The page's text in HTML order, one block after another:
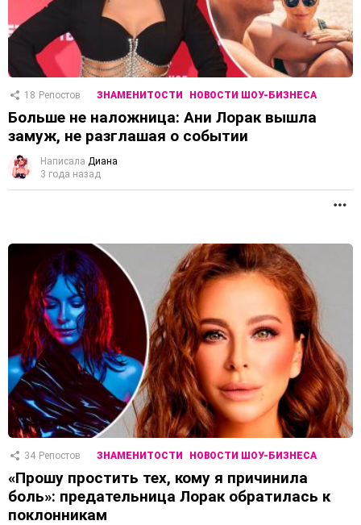
18 Репостов ЗНАМЕНИТОСТИ НОВОСТИ ШОУ-БИЗНЕСА
Больше не наложница: Ани Лорак вышла
замуж, не разглашая о событии
Написала Диана
3 года назад
34 Репостов ЗНАМЕНИТОСТИ НОВОСТИ ШОУ-БИЗНЕСА
«Прошу простить тех, кому я причинила
боль»: предательница Лорак обратилась к
поклонникам